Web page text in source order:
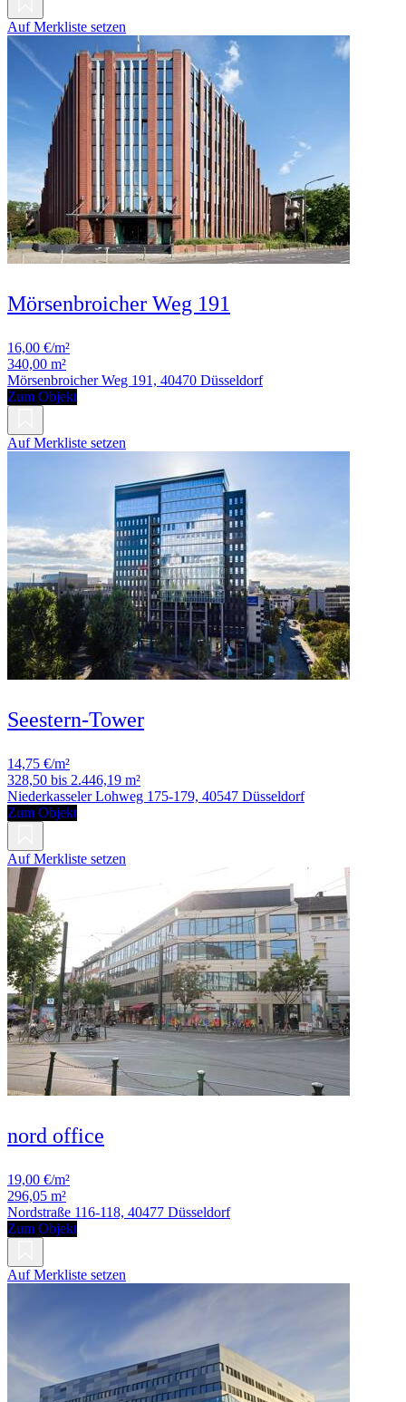
Auf Merkliste setzen
Mörsenbroicher Weg 191
16,00 €/m²
340,00 m²
Mörsenbroicher Weg 191, 40470 Düsseldorf
Zum Objekt
Auf Merkliste setzen
Seestern-Tower
14,75 €/m²
328,50 bis 2.446,19 m²
Niederkasseler Lohweg 175-179, 40547 Düsseldorf
Zum Objekt
Auf Merkliste setzen
nord office
19,00 €/m²
296,05 m²
Nordstraße 116-118, 40477 Düsseldorf
Zum Objekt
Auf Merkliste setzen